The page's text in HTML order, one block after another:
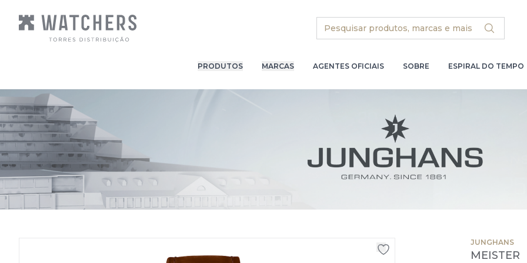
Search
PRODUTOS MARCAS AGENTES OFICIAIS SOBRE ESPIRAL DO TEMPO
JUNGHANS
MEISTER